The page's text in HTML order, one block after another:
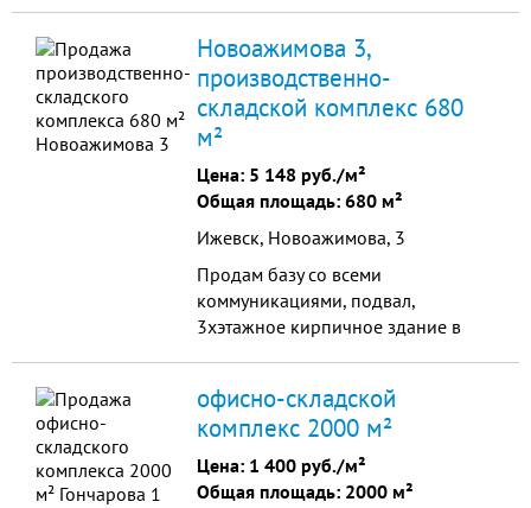
Удобная транспортная доступность
из любого района города делают
объект очень привлекательным.
Новоажимова 3,
производственно-
складской комплекс 680
м²
Цена: 5 148 руб./м²
Общая площадь: 680 м²
Ижевск, Новоажимова, 3
Продам базу со всеми
коммуникациями, подвал,
3хэтажное кирпичное здание в
собственности, частично требует
восстановления. Торг. Форма
оплаты договорная, возможна
рассрочка.
офисно-складской
комплекс 2000 м²
Цена: 1 400 руб./м²
Общая площадь: 2000 м²